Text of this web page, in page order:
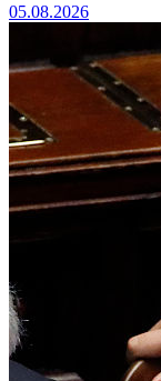
05.08.2026